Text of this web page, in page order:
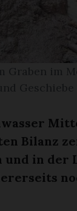
Bilanz
und in